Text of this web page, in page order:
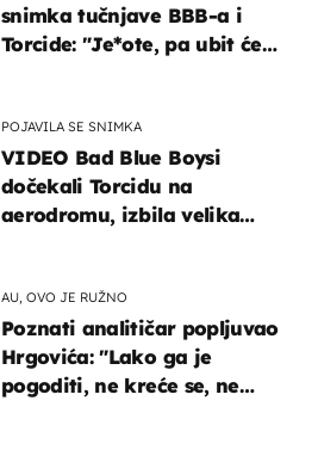
snimka tučnjave BBB-a i
Torcide: "Je*ote, pa ubit će
POJAVILA SE SNIMKA
VIDEO Bad Blue Boysi
dočekali Torcidu na
aerodromu, izbila velika
AU, OVO JE RUŽNO
Poznati analitičar popljuvao
Hrgovića: "Lako ga je
pogoditi, ne kreće se, ne